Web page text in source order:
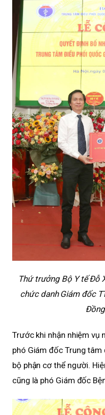
Thứ trưởng Bộ Y tế Đỗ
chức danh Giám đốc
Trước khi nhận nhiệm vụ
phó Giám đốc Trung
bộ phận cơ thể người.
cũng là phó Giám đốc